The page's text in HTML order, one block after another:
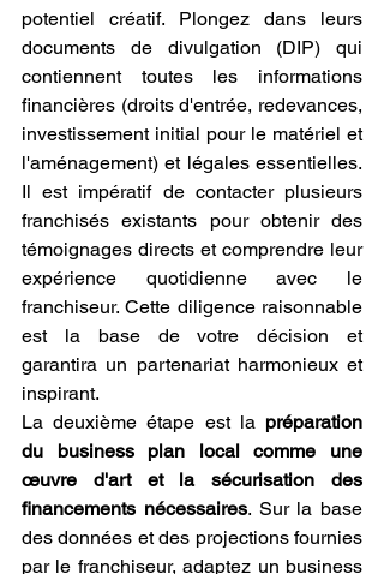
potentiel créatif. Plongez dans leurs
documents de divulgation (DIP) qui
contiennent toutes les informations
financières (droits d'entrée, redevances,
investissement initial pour le matériel et
l'aménagement) et légales essentielles.
Il est impératif de contacter plusieurs
franchisés existants pour obtenir des
témoignages directs et comprendre leur
expérience quotidienne avec le
franchiseur. Cette diligence raisonnable
est la base de votre décision et
garantira un partenariat harmonieux et
inspirant.
La deuxième étape est la préparation
du business plan local comme une
œuvre d'art et la sécurisation des
financements nécessaires. Sur la base
des données et des projections fournies
par le franchiseur, adaptez un business